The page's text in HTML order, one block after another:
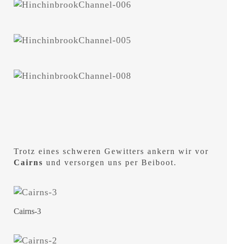
Trotz eines schweren Gewitters ankern wir vor
Cairns und versorgen uns per Beiboot.
Cairns-3